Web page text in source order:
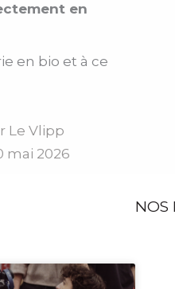
en
en bio et à ce
Le Vlipp
mai 2026
NOS